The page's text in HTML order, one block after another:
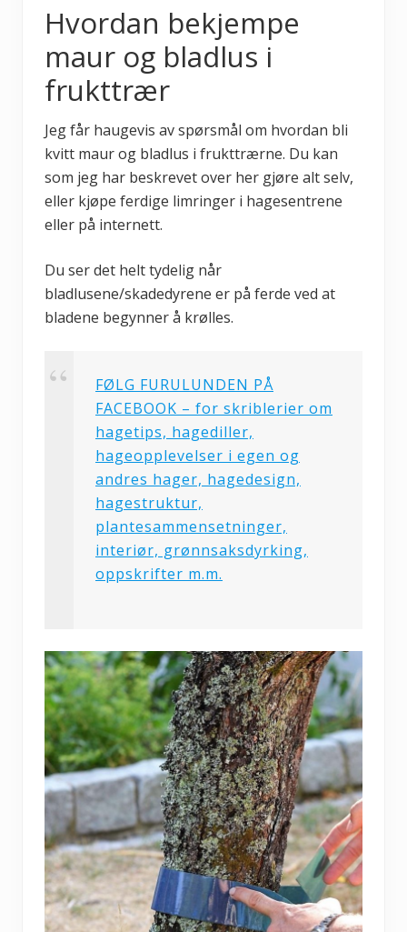
Hvordan bekjempe
maur og bladlus i
frukttrær
Jeg får haugevis av spørsmål om hvordan bli
kvitt maur og bladlus i frukttrærne. Du kan
som jeg har beskrevet over her gjøre alt selv,
eller kjøpe ferdige limringer i hagesentrene
eller på internett.
Du ser det helt tydelig når
bladlusene/skadedyrene er på ferde ved at
bladene begynner å krølles.
FØLG FURULUNDEN PÅ
FACEBOOK – for skriblerier om
hagetips, hagediller,
hageopplevelser i egen og
andres hager, hagedesign,
hagestruktur,
plantesammensetninger,
interiør, grønnsaksdyrking,
oppskrifter m.m.